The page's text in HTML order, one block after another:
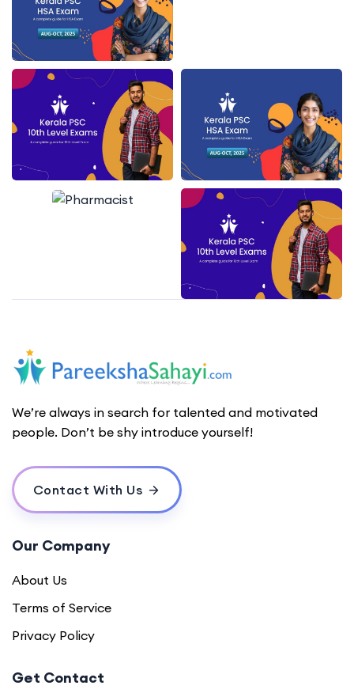
We’re always in search for talented and motivated
people. Don’t be shy introduce yourself!
Contact With Us
Our Company
About Us
Terms of Service
Privacy Policy
Get Contact